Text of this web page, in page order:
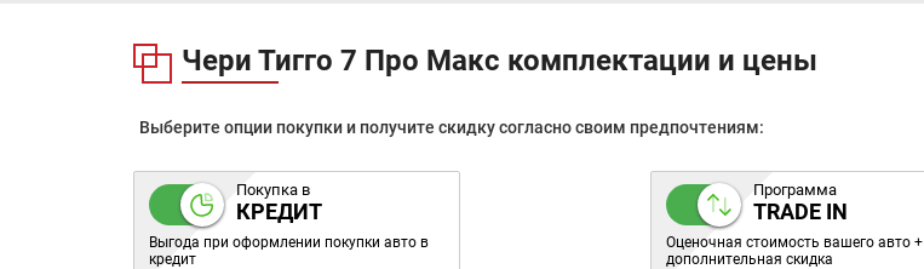
Чери Тигго 7 Про Макс комплектации и цены
Выберите опции покупки и получите скидку согласно своим предпочтениям:
Покупка в
КРЕДИТ
Выгода при оформлении покупки авто в
кредит
Программа
TRADE IN
Оценочная стоимость вашего авто +
дополнительная скидка